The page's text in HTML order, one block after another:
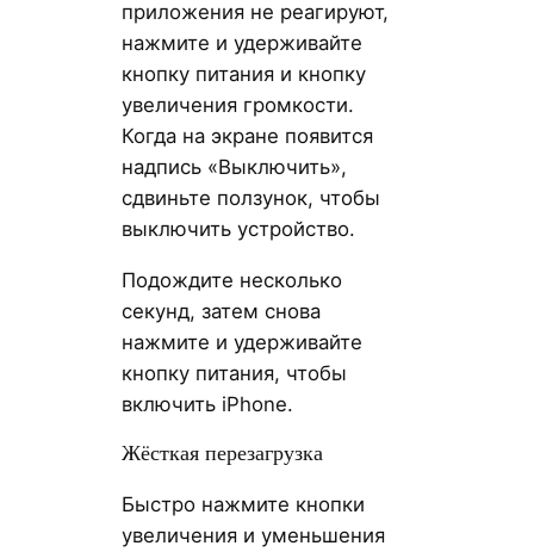
приложения не реагируют,
нажмите и удерживайте
кнопку питания и кнопку
увеличения громкости.
Когда на экране появится
надпись «Выключить»,
сдвиньте ползунок, чтобы
выключить устройство.
Подождите несколько
секунд, затем снова
нажмите и удерживайте
кнопку питания, чтобы
включить iPhone.
Жёсткая перезагрузка
Быстро нажмите кнопки
увеличения и уменьшения